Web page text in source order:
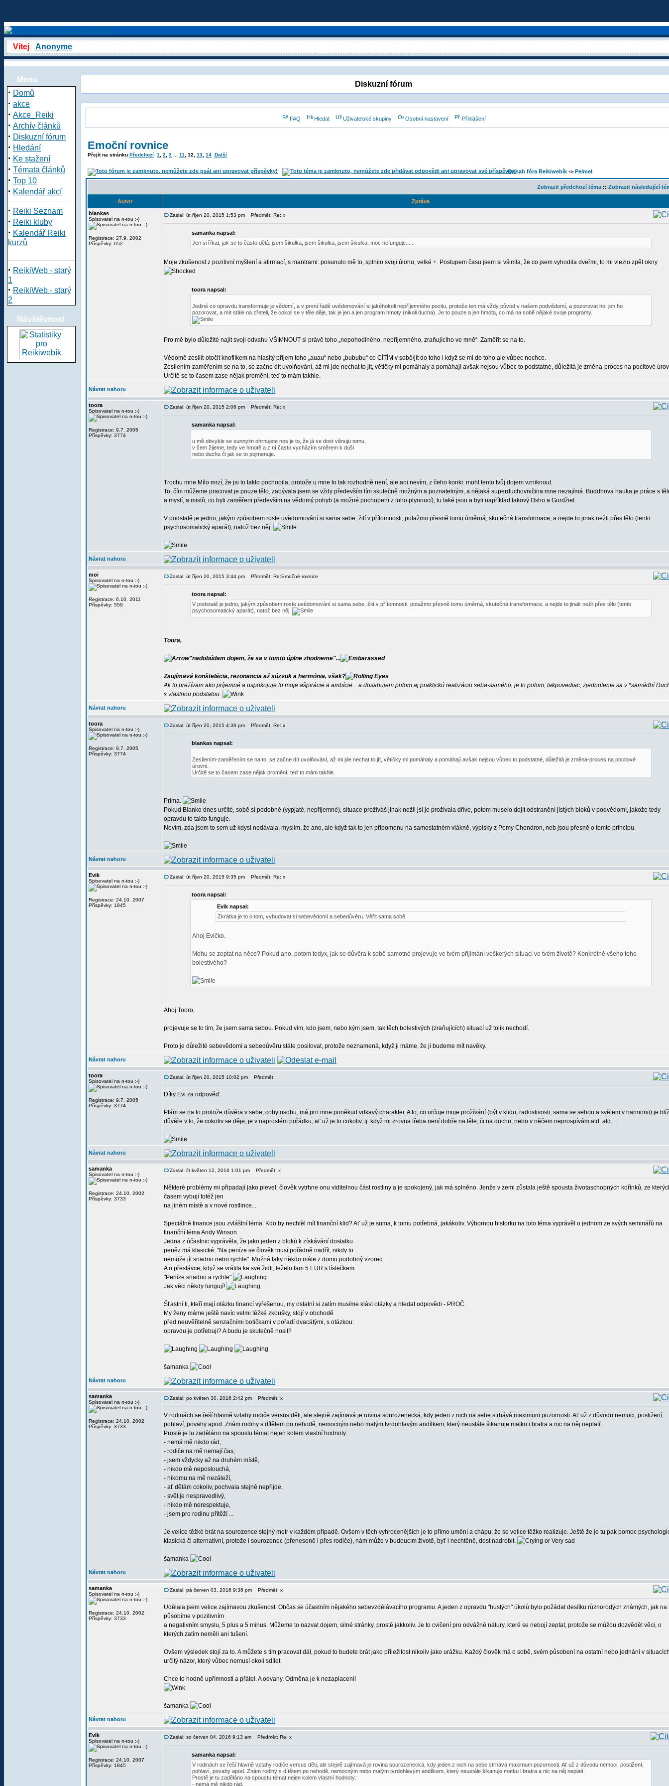
Vítej Anonyme
Menu
· Domů
· akce
· Akce_Reiki
· Archív článků
· Diskuzní fórum
· Hledání
· Ke stažení
· Témata článků
· Top 10
· Kalendář akcí
· Reiki Seznam
· Reiki kluby
· Kalendář Reiki
kurzů
· ReikiWeb - starý
1
· ReikiWeb - starý
2
Návštěvnost
Diskuzní fórum
FAQ Hledat Uživatelské skupiny Osobní nastavení Přihlášení
Emoční rovnice
Přejít na stránku Předchozí 1 2 3 11 12 13 14 Další
Obsah fóra Reikiwebík -> Pelmel
Zobrazit předchozí téma :: Zobrazit následující
Autor
Zpráva
blankas
Spisovatel na n-tou :-)
Registrace: 27.9. 2002
Příspěvky: 652
Zaslal: út říjen 20, 2015 1:53 pm Předmět: Re: x
samanka napsal:
Jen si říkat, jak se to často dělá: jsem šikulka, jsem šikulka, jsem šikulka, moc nefunguje......
Moje zkušenost z pozitivní myšlení a afirmací, s mantrami: posunulo mě to, splnilo svoji úlohu, velké +. Postupem času jsem si všimla, že co jsem vyhodila dveřmi, to mi vlezlo zpět okny
toora napsal:
Jediné co opravdu transformuje je vědomí, a v první řadě uvědomování si jakéhokoli nepříjemného pocitu, protože ten má vždy původ v našem podvědomí, a pozorovat ho, jen ho
pozorovat, a mít stále na zřeteli, že cokoli se v těle děje, tak je jen a jen program hmoty (nikoli ducha). Je to pouze a jen hmota, co má na sobě nějaké svoje programy.
Pro mě bylo důležité najít svoji odvahu VŠIMNOUT si právě toho „nepohodlného, nepříjemného, zraňujícího ve mně“. Zaměřit se na to.
Vědomě zesílit-otočit knoflíkem na hlasitý příjem toho „auau“ nebo „bububu“ co CÍTÍM v sobě/jít do toho i když se mi do toho ale vůbec nechce.
Zesílením-zaměřením se na to, se začne dít uvolňování, až mi jde nechat to jít, větičky mi pomáhaly a pomáhají avšak nejsou vůbec to podstatné, důležitá je změna-proces na pocitové
Určitě se to časem zase nějak promění, teď to mám takhle.
Návrat nahoru
toora
Spisovatel na n-tou :-)
Registrace: 9.7. 2005
Příspěvky: 3774
Zaslal: út říjen 20, 2015 2:06 pm Předmět: Re: x
samanka napsal:
u mě obvykle se sunnyim ohrnujete nos je to, že já se dost věnuju tomu,
v čem žijeme, tedy ve hmotě a z ní často vycházím směrem k duši
nebo duchu či jak se to pojmenuje.
Trochu mne Mílo mrzí, že jsi to takto pochopila, protože u mne to tak rozhodně není, ale ani nevím, z čeho konkr. mohl tento tvůj dojem vzniknout.
To, čím můžeme pracovat je pouze tělo, zabývala jsem se vždy především tím skutečně možným a poznatelným, a nějaká superduchovničina mne nezajímá. Buddhova nauka je práce s
a myslí, a mistři, co byli zaměřeni především na vědomý pohyb (a možné pochopení z toho plynoucí), tu také jsou a byli například takový Osho a Gurdžief.
V podstatě je jedno, jakým způsobem roste uvědomování si sama sebe, žití v přítomnosti, potažmo přesně tomu úměrná, skutečná transformace, a nejde to jinak nežli přes tělo (tento
psychosomatický aparát), natož bez něj.
Návrat nahoru
moi
Spisovatel na n-tou :-)
Registrace: 6.10. 2011
Příspěvky: 559
Zaslal: út říjen 20, 2015 3:44 pm Předmět: Re:Emočné rovnice
toora napsal:
V podstatě je jedno, jakým způsobem roste uvědomování si sama sebe, žití v přítomnosti, potažmo přesně tomu úměrná, skutečná transformace, a nejde to jinak nežli přes tělo (tento
psychosomatický aparát), natož bez něj.
Toora,
"nadobúdam dojem, že sa v tomto úplne zhodneme"...
Zaujímavá konštelácia, rezonancia až súzvuk a harmónia, však?
Ak to prežívam ako príjemné a uspokojuje to moje ašpirácie a ambície... a dosahujem pritom aj praktickú realizáciu seba-samého, je to potom, takpovediac, zjednotenie sa v *samádhí
s vlastnou podstatou.
Návrat nahoru
toora
Spisovatel na n-tou :-)
Registrace: 9.7. 2005
Příspěvky: 3774
Zaslal: út říjen 20, 2015 4:36 pm Předmět: Re: x
blankas napsal:
Zesílením-zaměřením se na to, se začne dít uvolňování, až mi jde nechat to jít, větičky mi pomáhaly a pomáhají avšak nejsou vůbec to podstatné, důležitá je změna-proces na pocitové
úrovni.
Určitě se to časem zase nějak promění, teď to mám takhle.
Prima.
Pokud Blanko dnes určité, sobě si podobné (vypjaté, nepříjemné), situace prožíváš jinak nežli jsi je prožívala dříve, potom muselo dojít odstranění jistých bloků v podvědomí, jakože tedy
opravdu to takto funguje.
Nevím, zda jsem to sem už kdysi nedávala, myslím, že ano, ale když tak to jen připomenu na samostatném vlákně, výpisky z Pemy Chondron, neb jsou přesně o tomto principu.
Návrat nahoru
Evik
Spisovatel na n-tou :-)
Registrace: 24.10. 2007
Příspěvky: 1845
Zaslal: út říjen 20, 2015 9:35 pm Předmět: Re: x
toora napsal:
Evik napsal:
Zkrátka je to o tom, vybudovat si sebevědomí a sebedůvěru. Věřit sama sobě.
Ahoj Evičko.
Mohu se zeptat na něco? Pokud ano, potom tedyx, jak se důvěra k sobě samotné projevuje ve tvém přijímání veškerých situací ve tvém životě? Konkrétně všeho toho
bolestivého?
Ahoj Tooro,
projevuje se to tím, že jsem sama sebou. Pokud vím, kdo jsem, nebo kým jsem, tak těch bolestivých (zraňujících) situací už tolik nechodí.
Proto je důležité sebevědomí a sebedůvěru stále posilovat, protože neznamená, když ji máme, že ji budeme mít navěky.
Návrat nahoru
toora
Spisovatel na n-tou :-)
Registrace: 9.7. 2005
Příspěvky: 3774
Zaslal: út říjen 20, 2015 10:02 pm Předmět:
Díky Evi za odpověď.
Ptám se na to protože důvěra v sebe, coby osobu, má pro mne poněkud vrtkavý charakter. A to, co určuje moje prožívání (být v klidu, radostivosti, sama se sebou a světem v harmonii) je
důvěře v to, že cokoliv se děje, je v naprostém pořádku, ať už je to cokoliv, tj. když mi zrovna třeba není dobře na těle, či na duchu, nebo v něčem neprospívám atd. atd...
Návrat nahoru
samanka
Spisovatel na n-tou :-)
Registrace: 24.10. 2002
Příspěvky: 3733
Zaslal: čt květen 12, 2016 1:01 pm Předmět: x
Některé problémy mi připadají jako plevel: člověk vytrhne onu viditelnou část rostliny a je spokojený, jak má splněno. Jenže v zemi zůstala ještě spousta životaschopných kořínků, ze
časem vybují totéž jen
na jiném místě a v nové rostlince...
Speciálně finance jsou zvláštní téma. Kdo by nechtěl mít finanční klid? Ať už je suma, k tomu potřebná, jakákoliv. Výbornou historku na toto téma vyprávěl o jednom ze svých seminářů na
finanční téma Andy Winson.
Jedna z účastnic vyprávěla, že jako jeden z bloků k získávání dostatku
peněz má klasické: "Na peníze se člověk musí pořádně nadřít, nikdy to
nemůže jít snadno nebo rychle". Možná taky někdo máte z domu podobný vzorec.
A o přestávce, když se vrátila ke své židli, leželo tam 5 EUR s lístečkem:
"Peníze snadno a rychle"
Jak věci někdy fungují!
Šťastní ti, kteří mají otázku financí vyřešenou, my ostatní si zatím musíme klást otázky a hledat odpovědi - PROČ.
My ženy máme ještě navíc velmi těžké zkoušky, stojí v obchodě
před neuvěřitelně senzačními botičkami v pořadí dvacátými, s otázkou:
opravdu je potřebuji? A budu je skutečně nosit?
šamanka
Návrat nahoru
samanka
Spisovatel na n-tou :-)
Registrace: 24.10. 2002
Příspěvky: 3733
Zaslal: po květen 30, 2016 2:42 pm Předmět: x
V rodinách se řeší hlavně vztahy rodiče versus děti, ale stejně zajímavá je rovina sourozenecká, kdy jeden z nich na sebe strhává maximum pozornosti. Ať už z důvodu nemoci, postižení,
pohlaví, povahy apod. Znám rodiny s dítětem po nehodě, nemocným nebo malým tvrdohlavým andílkem, který neustále šikanuje matku i bratra a nic na něj neplatí.
Prostě je tu zaděláno na spoustu témat nejen kolem vlastní hodnoty:
- nemá mě nikdo rád,
- rodiče na mě nemají čas,
- jsem vždycky až na druhém místě,
- nikdo mě neposlouchá,
- nikomu na mě nezáleží,
- ať dělám cokoliv, pochvala stejně nepřijde,
- svět je nespravedlivý,
- nikdo mě nerespektuje,
- jsem pro rodinu přítěží ...
Je velice těžké brát na sourozence stejný metr v každém případě. Ovšem v těch vyhrocenějších je to přímo umění a chápu, že se velice těžko realizuje. Ještě že je tu pak pomoc
klasická či alternativní, protože i sourozenec (přeneseně i přes rodiče), nám může v budoucím životě, byť i nechtěně, dost nadrobit.
šamanka
Návrat nahoru
samanka
Spisovatel na n-tou :-)
Registrace: 24.10. 2002
Příspěvky: 3733
Zaslal: pá červen 03, 2016 9:36 pm Předmět: x
Udělala jsem velice zajímavou zkušenost. Občas se účastním nějakého sebevzdělávacího programu. A jeden z opravdu "hustých" úkolů bylo požádat desítku různorodých známých, jak na
působíme v pozitivním
a negativním smyslu, 5 plus a 5 mínus. Můžeme to nazvat dojem, silné stránky, prostě jakkoliv. Je to cvičení pro odvážné nátury, které se nebojí zeptat, protože se můžou dozvědět věci, o
kterých zatím neměli ani tušení.
Ovšem výsledek stojí za to. A můžete s tím pracovat dál, pokud to budete brát jako příležitost nikoliv jako urážku. Každý člověk má o sobě, svém působení na ostatní nebo jednání v
určitý názor, který vůbec nemusí okolí sdílet.
Chce to hodně upřímnosti a přátel. A odvahy. Odměna je k nezaplacení!
šamanka
Návrat nahoru
Evik
Spisovatel na n-tou :-)
Registrace: 24.10. 2007
Příspěvky: 1845
Zaslal: so červen 04, 2016 9:13 am Předmět: Re: x
samanka napsal:
V rodinách se řeší hlavně vztahy rodiče versus děti, ale stejně zajímavá je rovina sourozenecká, kdy jeden z nich na sebe strhává maximum pozornosti. Ať už z důvodu nemoci, postižení,
pohlaví, povahy apod. Znám rodiny s dítětem po nehodě, nemocným nebo malým tvrdohlavým andílkem, který neustále šikanuje matku i bratra a nic na něj neplatí.
Prostě je tu zaděláno na spoustu témat nejen kolem vlastní hodnoty:
- nemá mě nikdo rád,